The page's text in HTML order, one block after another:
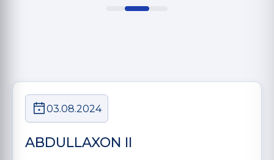
03.08.2024
ABDULLAXON II